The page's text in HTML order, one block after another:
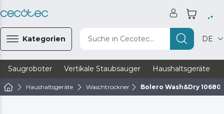
Kategorien Suche in Cecotec... DE
Saugroboter Vertikale Staubsauger Haushaltsgeräte
Haushaltsgeräte Waschtrockner Bolero Wash&Dry